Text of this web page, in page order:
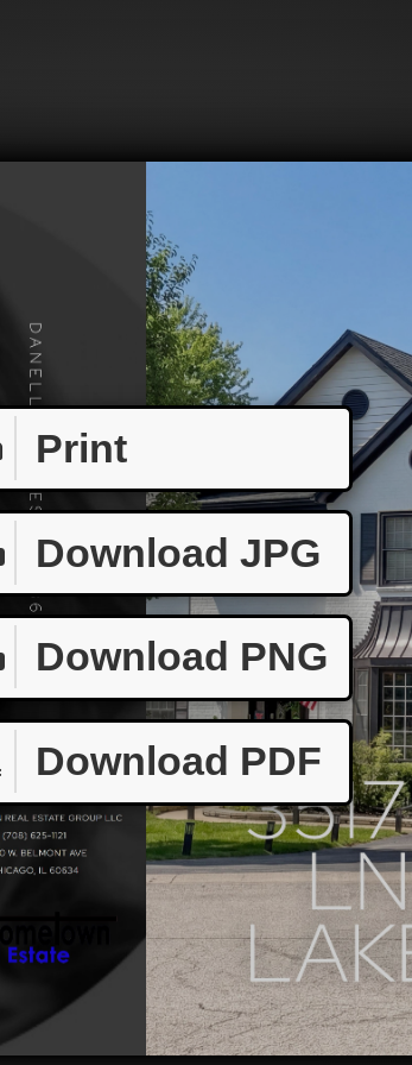
Print
Download JPG
Download PNG
Download PDF